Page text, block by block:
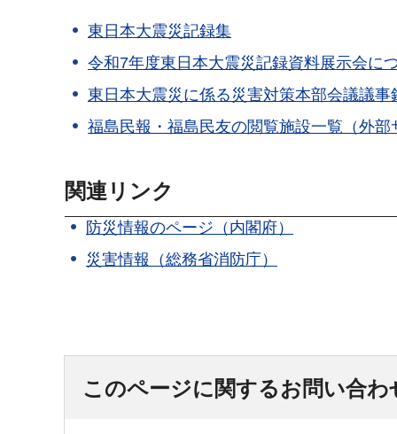
東日本大震災記録集
令和7年度東日本大震災記録資料展示会に
東日本大震災に係る災害対策本部会議議事
福島民報・福島民友の閲覧施設一覧（外部
関連リンク
防災情報のページ（内閣府）
災害情報（総務省消防庁）
このページに関するお問い合わ